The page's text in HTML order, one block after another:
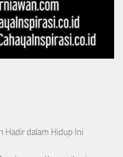
Hadir dalam Hidup Ini